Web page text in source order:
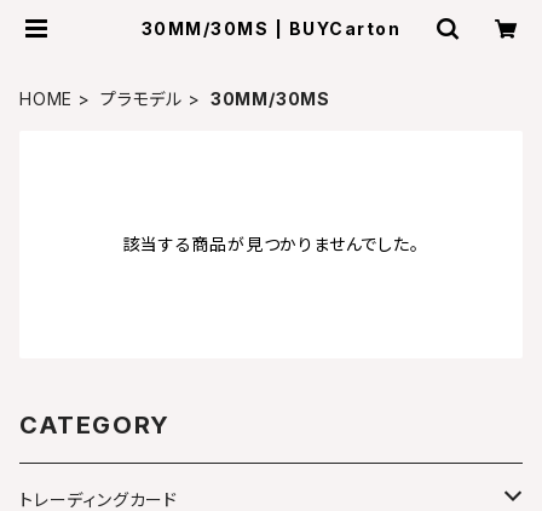
30MM/30MS | BUYCarton
HOME プラモデル 30MM/30MS
該当する商品が見つかりませんでした。
CATEGORY
トレーディングカード